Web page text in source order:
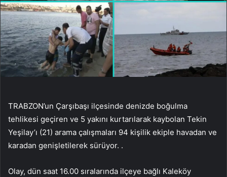
TRABZON’un Çarşıbaşı ilçesinde denizde boğulma
tehlikesi geçiren ve 5 yakını kurtarılarak kaybolan Tekin
Yeşilay’ı (21) arama çalışmaları 94 kişilik ekiple havadan ve
karadan genişletilerek sürüyor. .
Olay, dün saat 16.00 sıralarında ilçeye bağlı Kaleköy